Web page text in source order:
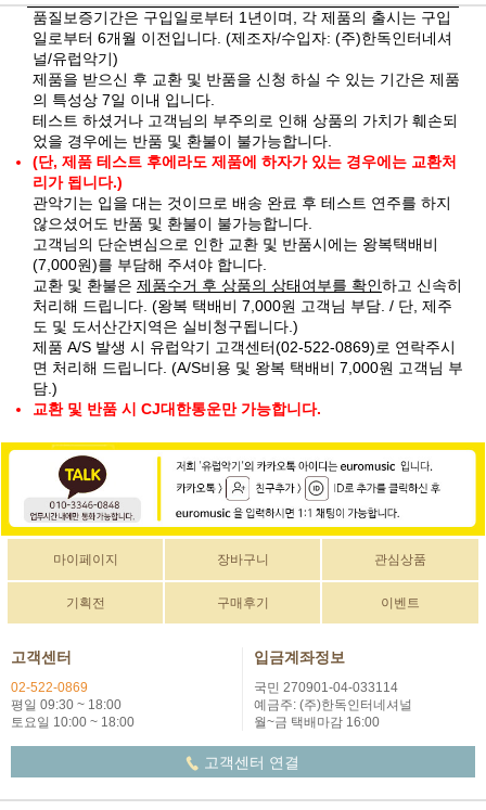
품질보증기간은 구입일로부터 1년이며, 각 제품의 출시는 구입
일로부터 6개월 이전입니다. (제조자/수입자: (주)한독인터네셔
널/유럽악기)
제품을 받으신 후 교환 및 반품을 신청 하실 수 있는 기간은 제품
의 특성상 7일 이내 입니다.
테스트 하셨거나 고객님의 부주의로 인해 상품의 가치가 훼손되
었을 경우에는 반품 및 환불이 불가능합니다.
(단, 제품 테스트 후에라도 제품에 하자가 있는 경우에는 교환처
리가 됩니다.)
관악기는 입을 대는 것이므로 배송 완료 후 테스트 연주를 하지
않으셨어도 반품 및 환불이 불가능합니다.
고객님의 단순변심으로 인한 교환 및 반품시에는 왕복택배비
(7,000원)를 부담해 주셔야 합니다.
교환 및 환불은 제품수거 후 상품의 상태여부를 확인하고 신속히
처리해 드립니다. (왕복 택배비 7,000원 고객님 부담. / 단, 제주
도 및 도서산간지역은 실비청구됩니다.)
제품 A/S 발생 시 유럽악기 고객센터(02-522-0869)로 연락주시
면 처리해 드립니다. (A/S비용 및 왕복 택배비 7,000원 고객님 부
담.)
교환 및 반품 시 CJ대한통운만 가능합니다.
마이페이지 장바구니 관심상품
기획전 구매후기 이벤트
고객센터
02-522-0869
평일 09:30 ~ 18:00
토요일 10:00 ~ 18:00
입금계좌정보
국민 270901-04-033114
예금주: (주)한독인터네셔널
월~금 택배마감 16:00
고객센터 연결